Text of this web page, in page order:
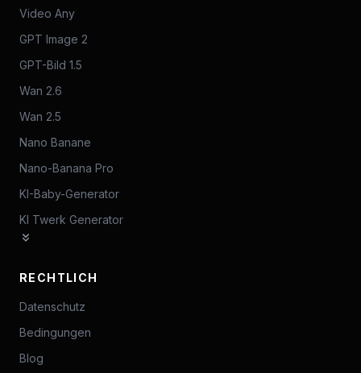
Video Any
GPT Image 2
GPT-Bild 1.5
Wan 2.6
Wan 2.5
Nano Banane
Nano-Banana Pro
KI-Baby-Generator
KI Twerk Generator
RECHTLICH
Datenschutz
Bedingungen
Blog